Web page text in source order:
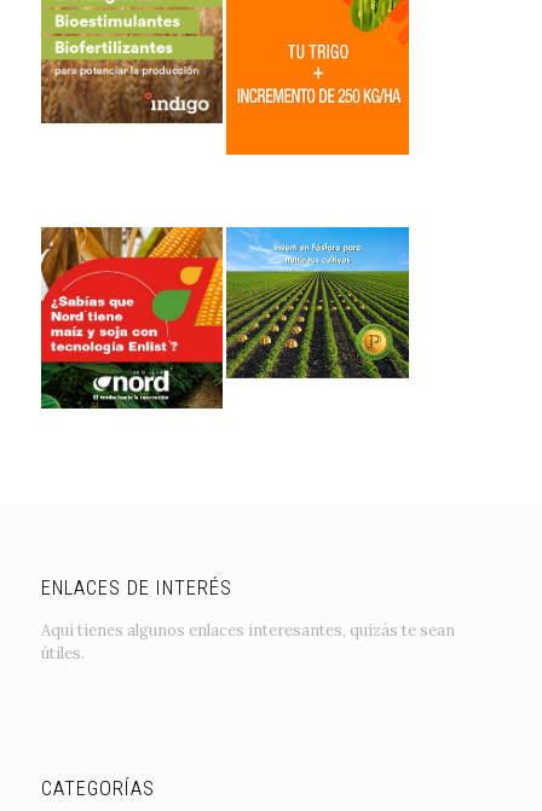
ENLACES DE INTERÉS
Aquí tienes algunos enlaces interesantes, quizás te sean
útiles.
CATEGORÍAS